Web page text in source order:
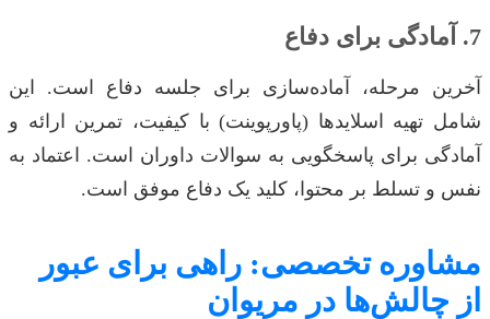
7. آمادگی برای دفاع
آخرین مرحله، آماده‌سازی برای جلسه دفاع است. این
شامل تهیه اسلایدها (پاورپوینت) با کیفیت، تمرین ارائه و
آمادگی برای پاسخگویی به سوالات داوران است. اعتماد به
نفس و تسلط بر محتوا، کلید یک دفاع موفق است.
مشاوره تخصصی: راهی برای عبور
از چالش‌ها در مریوان